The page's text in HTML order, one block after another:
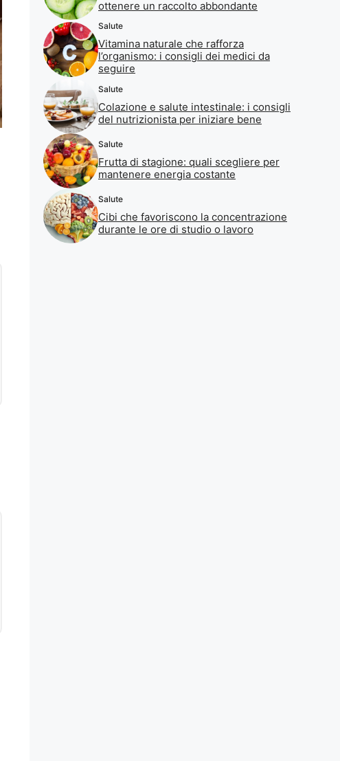
ottenere un raccolto abbondante
Salute
Vitamina naturale che rafforza
l’organismo: i consigli dei medici da
seguire
Salute
Colazione e salute intestinale: i consigli
del nutrizionista per iniziare bene
Salute
Frutta di stagione: quali scegliere per
mantenere energia costante
Salute
Cibi che favoriscono la concentrazione
durante le ore di studio o lavoro